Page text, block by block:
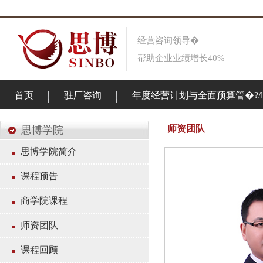
经营咨询领导�
帮助企业业绩增长40%
首页 驻厂咨询 年度经营计划与全面预算管�?/
思博学院
思博学院简介
课程预告
商学院课程
师资团队
课程回顾
师资团队